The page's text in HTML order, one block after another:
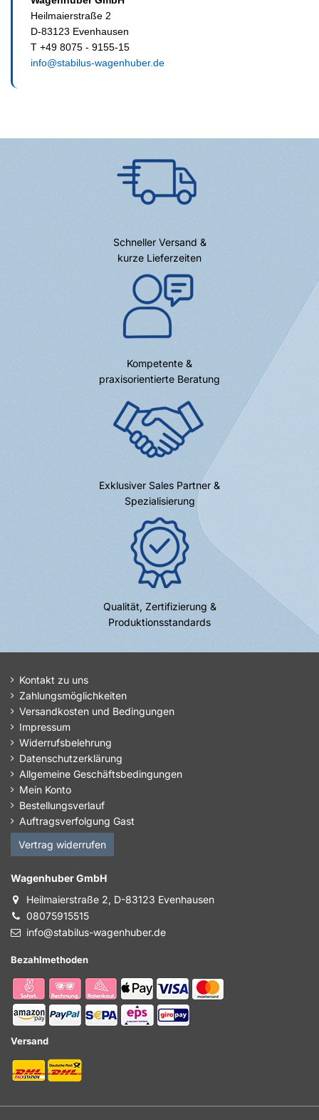
Heilmaierstraße 2
D-83123 Evenhausen
T +49 8075 - 9155-15
info@stabilus-wagenhuber.de
Schneller Versand &
kurze Lieferzeiten
Kompetente &
praxisorientierte Beratung
Exklusiver Sales Partner &
Spezialisierung
Qualität, Zertifizierung &
Produktionsstandards
Kontakt zu uns
Zahlungsmöglichkeiten
Versandkosten und Bedingungen
Impressum
Widerrufsbelehrung
Datenschutzerklärung
Allgemeine Geschäftsbedingungen
Mein Konto
Bestellungsverlauf
Auftragsverfolgung Gast
Vertrag widerrufen
Wagenhuber GmbH
Heilmaierstraße 2, D-83123 Evenhausen
08075915515
info@stabilus-wagenhuber.de
Bezahlmethoden
Versand